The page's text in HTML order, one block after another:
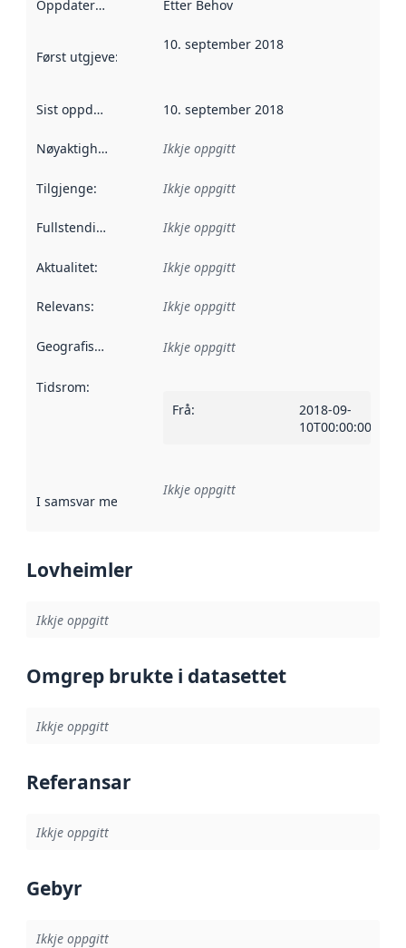
Oppdateringsfrekvens :
Etter Behov
Først utgjeve: Denne datoen seier når dataa i dette
10. september 2018
Sist oppdatert 10. september 2018
Nøyaktigheit Ikkje oppgitt
Tilgjenge: Ikkje oppgitt
Fullstendigheit Ikkje oppgitt
Aktualitet: Ikkje oppgitt
Relevans: Ikkje oppgitt
Geografisk område Ikkje oppgitt
Tidsrom:
Frå:
2018-09-
10T00:00:00Z
I samsvar med Referanse til ei implementeringsregel eller
Ikkje oppgitt
Lovheimler
Ikkje oppgitt
Omgrep brukte i datasettet
Ikkje oppgitt
Referansar
Ikkje oppgitt
Gebyr
Ikkje oppgitt